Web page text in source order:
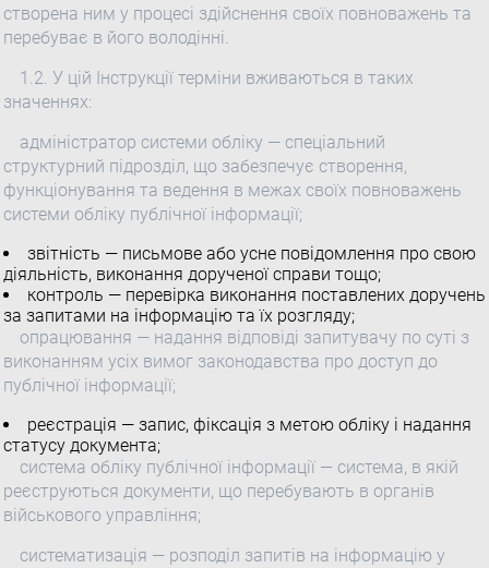
створена ним у процесі здійснення своїх повноважень та
перебуває в його володінні.
1.2. У цій Інструкції терміни вживаються в таких
значеннях:
адміністратор системи обліку — спеціальний
структурний підрозділ, що забезпечує створення,
функціонування та ведення в межах своїх повноважень
системи обліку публічної інформації;
звітність — письмове або усне повідомлення про свою
діяльність, виконання дорученої справи тощо;
контроль — перевірка виконання поставлених доручень
за запитами на інформацію та їх розгляду;
опрацювання — надання відповіді запитувачу по суті з
виконанням усіх вимог законодавства про доступ до
публічної інформації;
реєстрація — запис, фіксація з метою обліку і надання
статусу документа;
система обліку публічної інформації — система, в якій
реєструються документи, що перебувають в органів
військового управління;
систематизація — розподіл запитів на інформацію у